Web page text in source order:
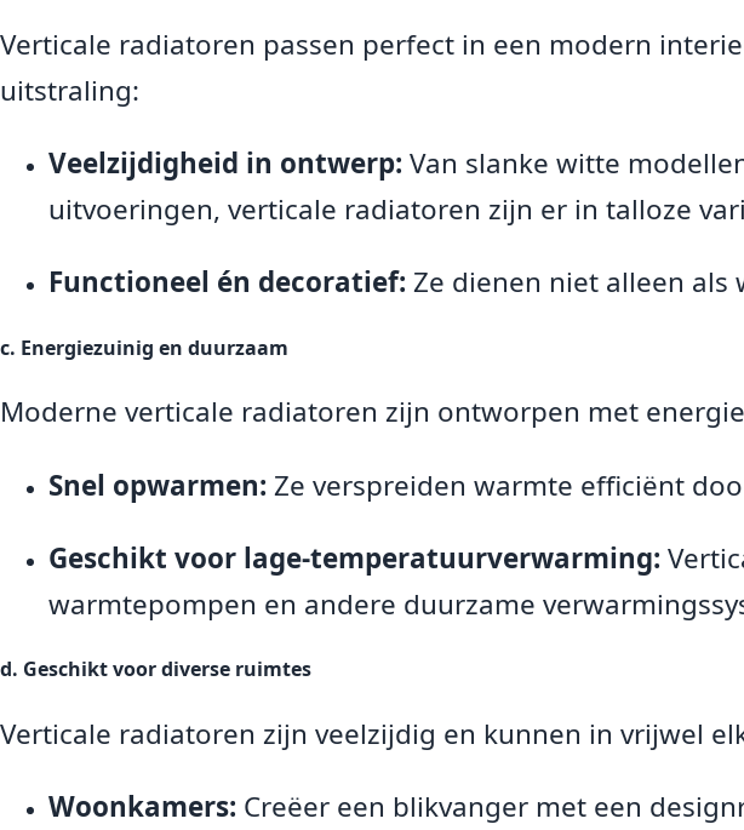
Verticale radiatoren passen perfect in een modern
uitstraling:
Veelzijdigheid in ontwerp: Van slanke witte
uitvoeringen, verticale radiatoren zijn er in talloze
Functioneel én decoratief: Ze dienen niet alleen
c. Energiezuinig en duurzaam
Moderne verticale radiatoren zijn ontworpen met
Snel opwarmen: Ze verspreiden warmte efficiënt
Geschikt voor lage-temperatuurverwarming:
warmtepompen en andere duurzame
d. Geschikt voor diverse ruimtes
Verticale radiatoren zijn veelzijdig en kunnen in vrijwel
Woonkamers: Creëer een blikvanger met een